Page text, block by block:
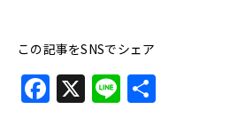
この記事をSNSでシェア
Facebook
X Line